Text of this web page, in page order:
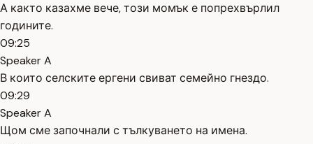
А както казахме вече, този момък е попрехвърлил
годините.
09:25
Speaker A
В които селските ергени свиват семейно гнездо.
09:29
Speaker A
Щом сме започнали с тълкуването на имена.